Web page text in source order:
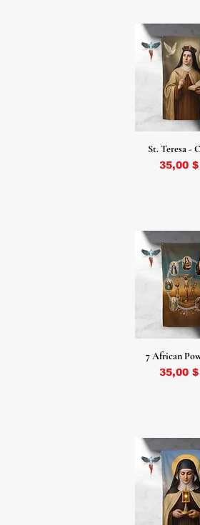
St. Teresa -
Prix
35,00
7 African
Prix
35,00